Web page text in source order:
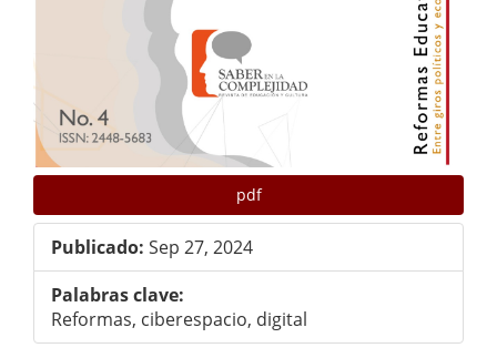
pdf
Publicado: Sep 27, 2024
Palabras clave:
Reformas, ciberespacio, digital